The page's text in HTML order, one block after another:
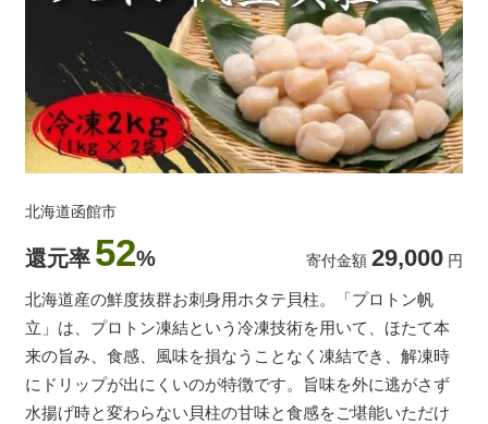
北海道函館市
還元率 52% 寄付金額 29,000 円
北海道産の鮮度抜群お刺身用ホタテ貝柱。「プロトン帆
立」は、プロトン凍結という冷凍技術を用いて、ほたて本
来の旨み、食感、風味を損なうことなく凍結でき、解凍時
にドリップが出にくいのが特徴です。旨味を外に逃がさず
水揚げ時と変わらない貝柱の甘味と食感をご堪能いただけ